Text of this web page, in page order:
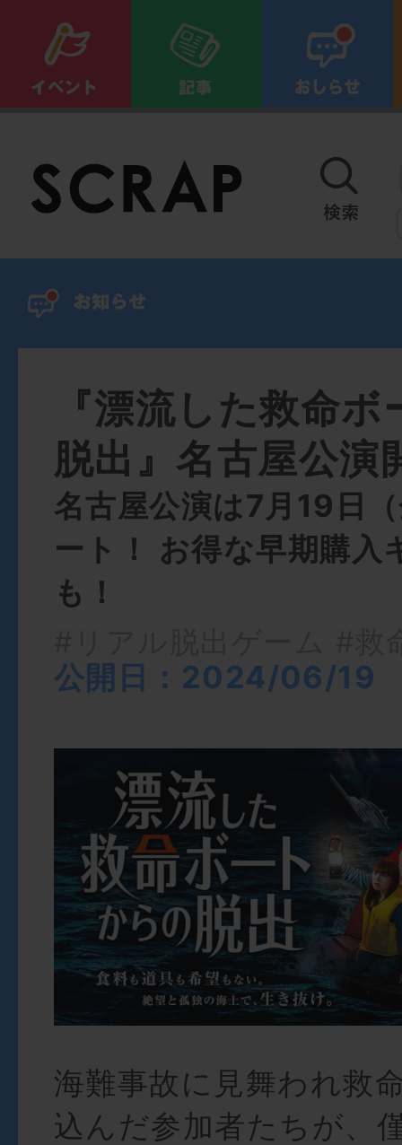
『漂流した救命
脱出』名古屋公演
名古屋公演は7月19日
ート！ お得な早期購入
も！
公開日：2024/06/19
海難事故に見舞われ救
込んだ参加者たちが、